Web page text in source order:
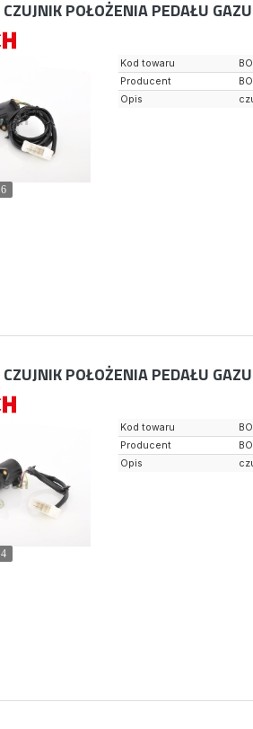
CZUJNIK POŁOŻENIA PEDAŁU GAZU
6
Kod towaru
Producent
Opis
CZUJNIK POŁOŻENIA PEDAŁU GAZU
4
Kod towaru
Producent
Opis